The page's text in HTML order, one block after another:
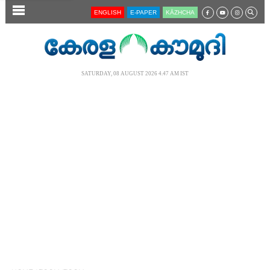
SECTIONS ENGLISH E-PAPER KĀZHCHA
SATURDAY, 08 AUGUST 2026 4.47 AM IST